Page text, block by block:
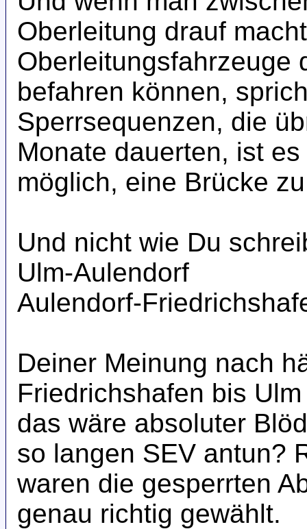
Oberleitung drauf
Oberleitungsfahrzeuge
befahren können,
Sperrsequenzen, die
Monate dauerten, ist
möglich, eine Brücke
Und nicht wie Du
Ulm-Aulendorf
Aulendorf-
Deiner Meinung nach
Friedrichshafen bis
das wäre absoluter
so langen SEV antun?
waren die gesperrten
genau richtig gewählt.